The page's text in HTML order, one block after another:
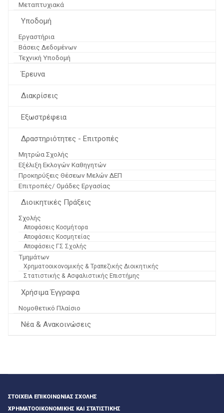
Μεταπτυχιακά
Υποδομή
Εργαστήρια
Βάσεις Δεδομένων
Τεχνική Υποδομή
Έρευνα
Διακρίσεις
Εξωστρέφεια
Δραστηριότητες - Επιτροπές
Μητρώα Σχολής
Εξέλιξη Εκλογών Καθηγητών
Προκηρύξεις Θέσεων Μελών ΔΕΠ
Επιτροπές/ Ομάδες Εργασίας
Διοικητικές Πράξεις
Σχολής
Αποφάσεις Κοσμήτορα
Αποφάσεις Κοσμητείας
Αποφάσεις ΓΣ Σχολής
Τμημάτων
Χρηματοοικονομικής & Τραπεζικής Διοικητικής
Στατιστικής & Ασφαλιστικής Επιστήμης
Χρήσιμα Έγγραφα
Νομοθετικό Πλαίσιο
Νέα & Ανακοινώσεις
ΣΤΟΙΧΕΊΑ ΕΠΙΚΟΙΝΩΝΊΑΣ ΣΧΟΛΉΣ
ΧΡΗΜΑΤΟΟΙΚΟΝΟΜΙΚΉΣ ΚΑΙ ΣΤΑΤΙΣΤΙΚΉΣ